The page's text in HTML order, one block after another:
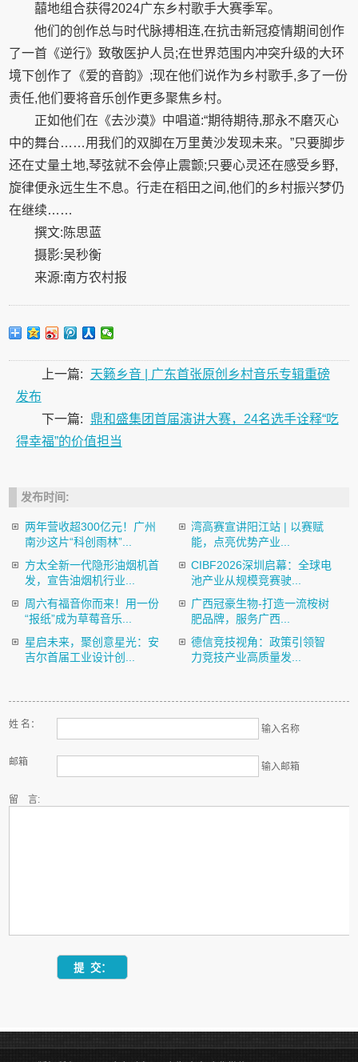
囍地组合获得2024广东乡村歌手大赛季军。
他们的创作总与时代脉搏相连,在抗击新冠疫情期间创作
了一首《逆行》致敬医护人员;在世界范围内冲突升级的大环
境下创作了《爱的音韵》;现在他们说作为乡村歌手,多了一份
责任,他们要将音乐创作更多聚焦乡村。
正如他们在《去沙漠》中唱道:“期待期待,那永不磨灭心
中的舞台……用我们的双脚在万里黄沙发现未来。”只要脚步
还在丈量土地,琴弦就不会停止震颤;只要心灵还在感受乡野,
旋律便永远生生不息。行走在稻田之间,他们的乡村振兴梦仍
在继续……
撰文:陈思蓝
摄影:吴秒衡
来源:南方农村报
上一篇:
天籁乡音 | 广东首张原创乡村音乐专辑重磅
发布
下一篇: 鼎和盛集团首届演讲大赛，24名选手诠释“吃
得幸福”的价值担当
发布时间:
两年营收超300亿元！广州
南沙这片“科创雨林”...
湾高赛宣讲阳江站 | 以赛赋
能，点亮优势产业...
方太全新一代隐形油烟机首
发，宣告油烟机行业...
CIBF2026深圳启幕：全球电
池产业从规模竞赛驶...
周六有福音你而来！用一份
“报纸”成为草莓音乐...
广西冠豪生物-打造一流桉树
肥品牌，服务广西...
星启未来，聚创意星光：安
吉尔首届工业设计创...
德信竞技视角：政策引领智
力竞技产业高质量发...
姓 名： 输入名称
邮箱 输入邮箱
留 言: